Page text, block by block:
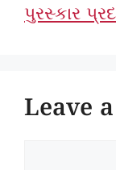
પુરસ્કાર
Leave